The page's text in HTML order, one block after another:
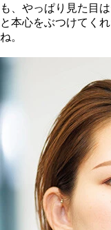
も、やっぱり見た目
と本心をぶつけてく
ね。